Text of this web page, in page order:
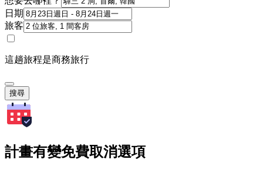
日期
旅客
這趟旅程是商務旅行
搜尋
計畫有變免費取消選項